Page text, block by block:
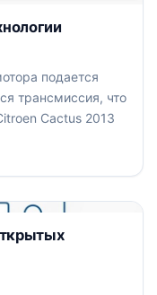
подается
трансмиссия, что
Cactus 2013